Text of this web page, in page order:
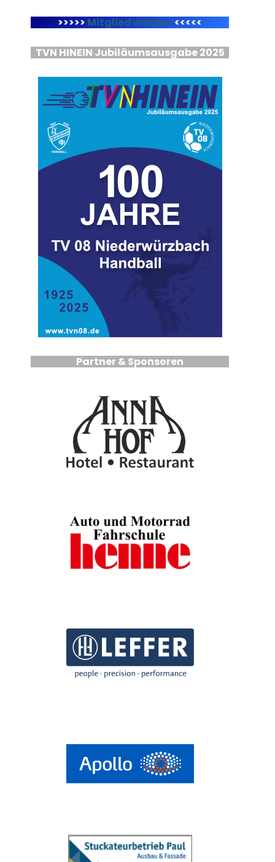
>>>>> Mitglied werden <<<<<
TVN HINEIN Jubiläumsausgabe 2025
Partner & Sponsoren